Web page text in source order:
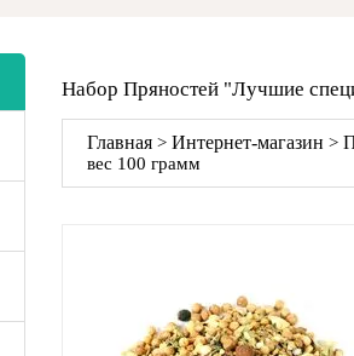
Набор Пряностей "Лучшие
Главная> Интернет-магазин >
вес 100 грамм